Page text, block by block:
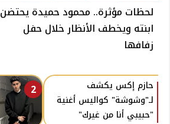
لحظات مؤثرة.. محمود حميدة يحتضن
ابنته ويخطف الأنظار خلال حفل
زفافها
2
حازم إكس يكشف
لـ"وشوشة" كواليس أغنية
"حبيبي أنا من غيرك"